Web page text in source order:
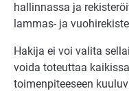
hallinnassa ja
lammas- ja
Hakija ei voi valita
voida toteuttaa
toimenpiteeseen